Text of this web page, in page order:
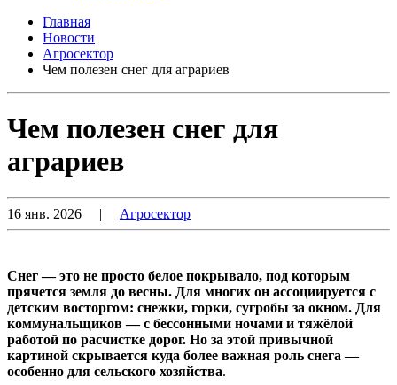
Главная
Новости
Агросектор
Чем полезен снег для аграриев
Чем полезен снег для
аграриев
16 янв. 2026 | Агросектор
Снег — это не просто белое покрывало, под которым
прячется земля до весны. Для многих он ассоциируется с
детским восторгом: снежки, горки, сугробы за окном. Для
коммунальщиков — с бессонными ночами и тяжёлой
работой по расчистке дорог. Но за этой привычной
картиной скрывается куда более важная роль снега —
особенно для сельского хозяйства.